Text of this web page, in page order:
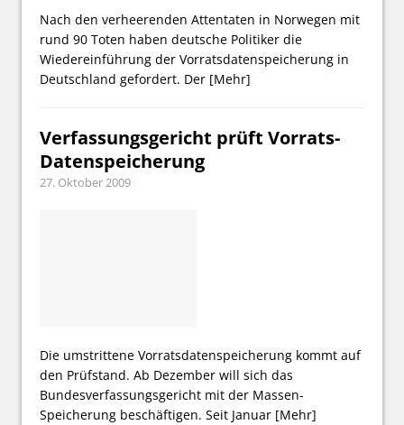
Nach den verheerenden Attentaten in Norwegen mit
rund 90 Toten haben deutsche Politiker die
Wiedereinführung der Vorratsdatenspeicherung in
Deutschland gefordert. Der [Mehr]
Verfassungsgericht prüft Vorrats-
Datenspeicherung
27. Oktober 2009
Die umstrittene Vorratsdatenspeicherung kommt auf
den Prüfstand. Ab Dezember will sich das
Bundesverfassungsgericht mit der Massen-
Speicherung beschäftigen. Seit Januar [Mehr]